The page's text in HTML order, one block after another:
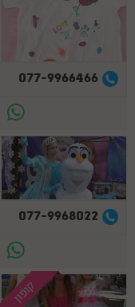
077-9966466
077-9968022
קופון